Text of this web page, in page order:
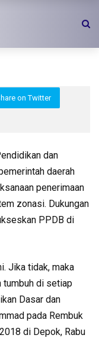
Kawal
2018
on Twitter
dan
daerah
penerimaan
zonasi. Dukungan
PPDB di
Jika tidak, maka
tumbuh di setiap
Dasar dan
pada Rembuk
di Depok, Rabu